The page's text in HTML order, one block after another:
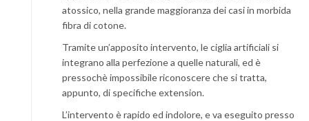
atossico, nella grande maggioranza dei casi in morbida
fibra di cotone.
Tramite un’apposito intervento, le ciglia artificiali si
integrano alla perfezione a quelle naturali, ed è
pressochè impossibile riconoscere che si tratta,
appunto, di specifiche extension.
L’intervento è rapido ed indolore, e va eseguito presso